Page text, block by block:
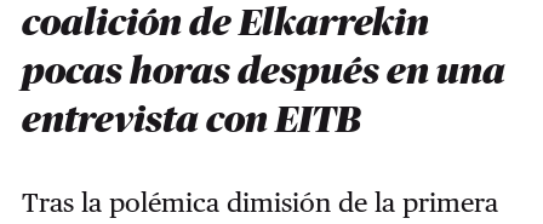
coalición de Elkarrekin
pocas horas después en una
entrevista con EITB
Tras la polémica dimisión de la primera